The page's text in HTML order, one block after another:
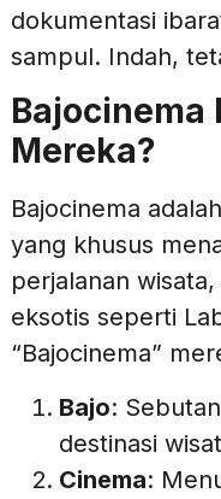
dokumentasi
sampul. Indah,
Bajocinema
Mereka?
Bajocinema
yang khusus
perjalanan
eksotis seperti
“Bajocinema”
Bajo:
destinasi
Cinema: